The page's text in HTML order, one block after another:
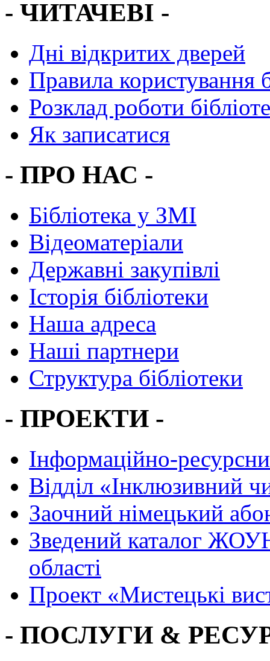
- ЧИТАЧЕВІ -
Дні відкритих дверей
Правила користування
Розклад роботи
Як записатися
- ПРО НАС -
Бібліотека у ЗМІ
Відеоматеріали
Державні закупівлі
Історія бібліотеки
Наша адреса
Наші партнери
Структура бібліотеки
- ПРОЕКТИ -
Інформаційно-
Вiддiл «Інклюзивний
Заочний німецький
Зведений каталог
області
Проект «Мистецькі
- ПОСЛУГИ &